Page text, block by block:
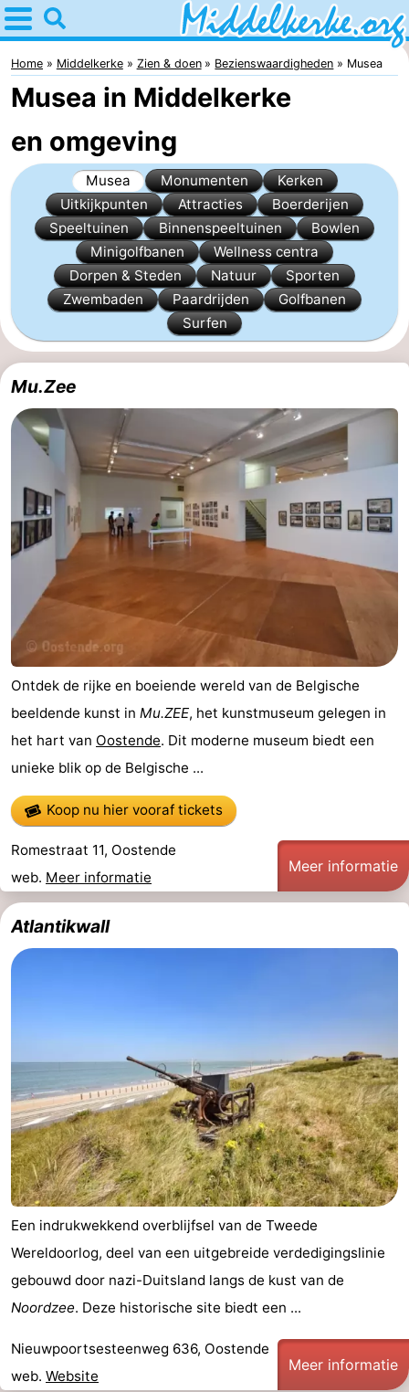
Home
Middelkerke
Tips
Voor
kinderen
Overnachten
Appartementen
Holiday
Suites
Nieuwpoort
Holiday
Suites
Westende
Bed
(&
breakfasts)
Campings
Hotels
Vakantiehuizen
Nieuwpoort
-
Oostduinkerke
aan
zee
Westende
Last
minutes
Strand
Zien
&
doen
Bezienswaardigheden
-
Musea
-
Monumenten
-
Kerken
-
Uitkijkpunten
Attracties
Speeltuinen
-
Binnenspeeltuinen
-
Bowlen
-
Minigolfbanen
Wellness
centra
Dorpen
&Natuur
-
Home Middelkerke Zien & doen Bezienswaardigheden Musea
Musea in Middelkerke
en omgeving
Musea Monumenten
Kerken
Uitkijkpunten
Attracties
Boerderijen
Speeltuinen
Binnenspeeltuinen
Bowlen
Minigolfbanen
Wellness centra
Dorpen & Steden
Natuur
Sporten
Zwembaden
Paardrijden
Golfbanen
Surfen
Mu.Zee
Ontdek de rijke en boeiende wereld van de Belgische
beeldende kunst in Mu.ZEE, het kunstmuseum gelegen in
het hart van Oostende. Dit moderne museum biedt een
unieke blik op de Belgische ...
Koop nu hier vooraf tickets
Romestraat 11, Oostende
web. Meer informatie
Meer informatie
Atlantikwall
Een indrukwekkend overblijfsel van de Tweede
Wereldoorlog, deel van een uitgebreide verdedigingslinie
gebouwd door nazi-Duitsland langs de kust van de
Noordzee. Deze historische site biedt een ...
Nieuwpoortsesteenweg 636, Oostende
web. Website
Meer informatie